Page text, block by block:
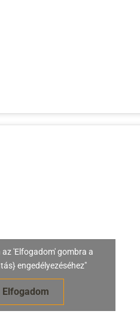
'Elfogadom' gombra a
engedélyezéséhez"
Elfogadom